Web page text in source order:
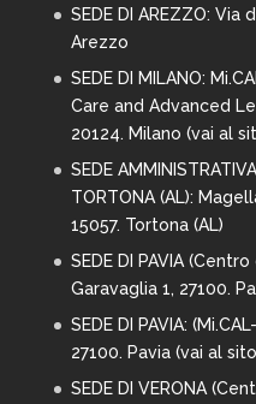
SEDE DI AREZZO: Via
Arezzo
SEDE DI MILANO:
Care and Advanced
20124. Milano (vai al
SEDE
TORTONA (AL):
15057. Tortona (AL)
SEDE DI PAVIA
Garavaglia 1, 27100.
SEDE DI PAVIA:
27100. Pavia (vai al sito
SEDE DI VERONA